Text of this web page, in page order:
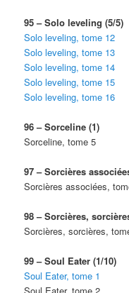
95 – Solo leveling (5/5)
Solo leveling, tome 12
Solo leveling, tome 13
Solo leveling, tome 14
Solo leveling, tome 15
Solo leveling, tome 16
96 – Sorceline (1)
Sorceline, tome 5
97 – Sorcières
Sorcières associées,
98 – Sorcières,
Sorcières, sorcières,
99 – Soul Eater (1/10)
Soul Eater, tome 1